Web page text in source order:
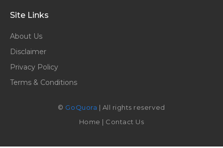
Site Links
About Us
Disclaimer
Privacy Policy
Terms & Conditions
© GoQuora | All rights reserved
Home | Contact Us